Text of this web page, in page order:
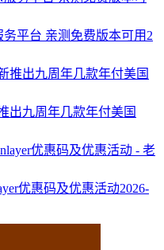
平台 亲测免费版本可用2
出九周年几款年付美国
优惠码及优惠活动2026-